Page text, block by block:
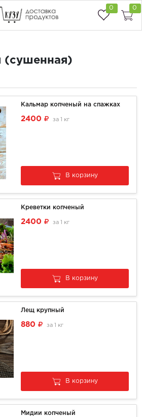
0 0
(сушенная)
Кальмар копченый на спажках
2400 за 1 кг
В корзину
Креветки копченый
2400 за 1 кг
В корзину
Лещ крупный
880 за 1 кг
В корзину
Мидии копченый